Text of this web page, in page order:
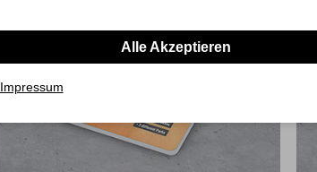
Alle Akzeptieren
Impressum